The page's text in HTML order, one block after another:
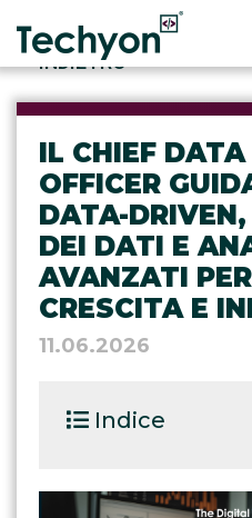
INDIETRO
IL CHIEF
OFFICER
DATA-
DEI DATI E
AVANZATI
CRESCITA E
11.06.2026
Indice